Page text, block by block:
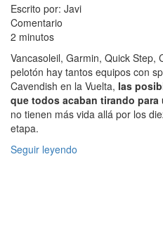
Escrito por: Javi
Comentario
2 minutos
Vancasoleil, Garmin, Quick Step,
pelotón hay tantos equipos con
Cavendish en la Vuelta, las
que todos acaban tirando para
no tienen más vida allá por los
etapa.
Seguir leyendo